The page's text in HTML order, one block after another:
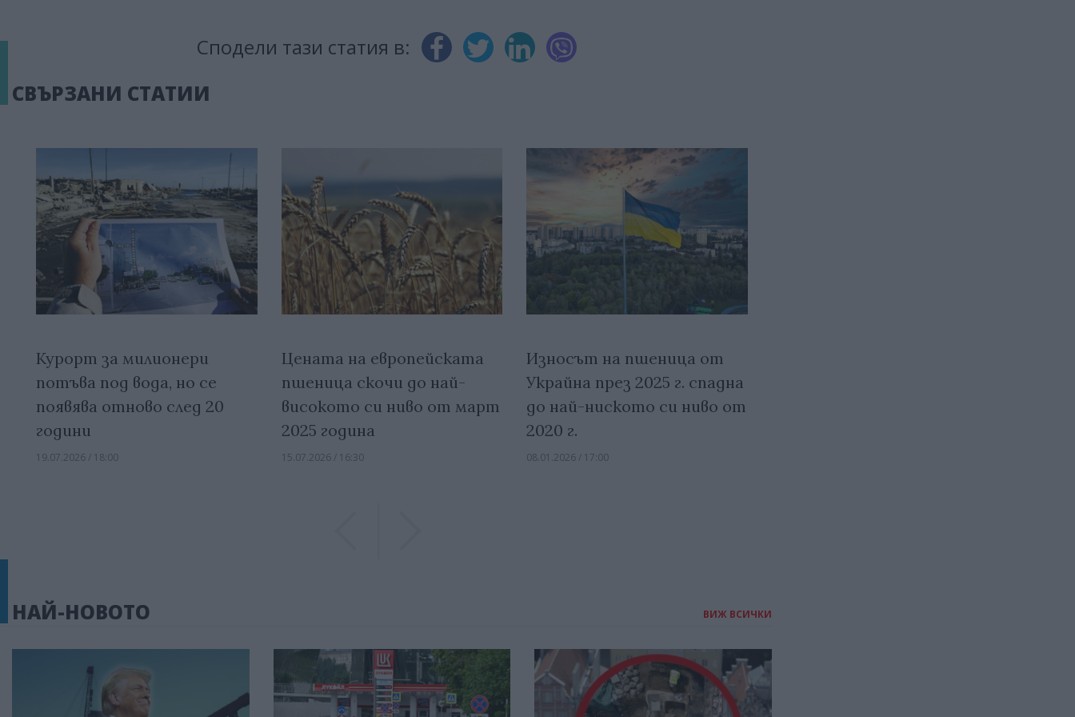
Сподели тази статия в:
СВЪРЗАНИ СТАТИИ
Курорт за милионери
потъва под вода, но се
появява отново след 20
години
19.07.2026 / 18:00
Цената на европейската
пшеница скочи до най-
високото си ниво от март
2025 година
15.07.2026 / 16:30
Износът на пшеница от
Украйна през 2025 г. спадна
до най-ниското си ниво от
2020 г.
08.01.2026 / 17:00
НАЙ-НОВОТО ВИЖ ВСИЧКИ